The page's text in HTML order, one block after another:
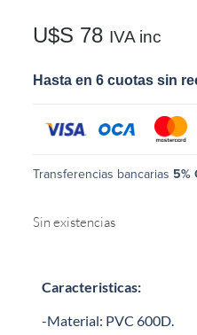
U$S 78 IVA inc
Hasta en 6 cuotas sin
Transferencias bancarias 5%
Sin existencias
Caracteristicas:
-Material: PVC 600D.